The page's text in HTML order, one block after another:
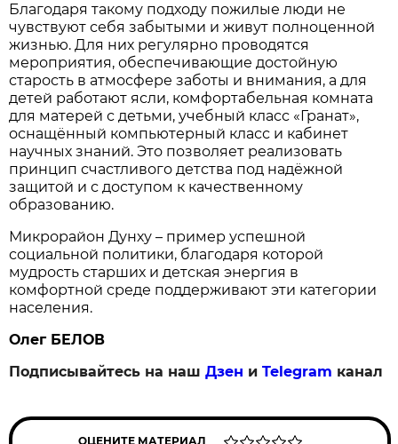
Благодаря такому подходу пожилые люди не
чувствуют себя забытыми и живут полноценной
жизнью. Для них регулярно проводятся
мероприятия, обеспечивающие достойную
старость в атмосфере заботы и внимания, а для
детей работают ясли, комфортабельная комната
для матерей с детьми, учебный класс «Гранат»,
оснащённый компьютерный класс и кабинет
научных знаний. Это позволяет реализовать
принцип счастливого детства под надёжной
защитой и с доступом к качественному
образованию.
Микрорайон Дунху – пример успешной
социальной политики, благодаря которой
мудрость старших и детская энергия в
комфортной среде поддерживают эти категории
населения.
Олег БЕЛОВ
Подписывайтесь на нашДзен иTelegram канал
ОЦЕНИТЕ МАТЕРИАЛ